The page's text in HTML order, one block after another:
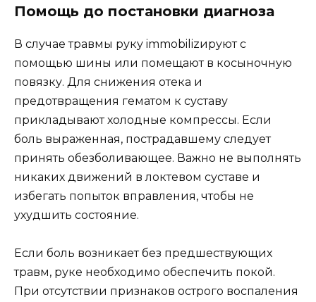
Помощь до постановки диагноза
В случае травмы руку immobilizируют с
помощью шины или помещают в косыночную
повязку. Для снижения отека и
предотвращения гематом к суставу
прикладывают холодные компрессы. Если
боль выраженная, пострадавшему следует
принять обезболивающее. Важно не выполнять
никаких движений в локтевом суставе и
избегать попыток вправления, чтобы не
ухудшить состояние.
Если боль возникает без предшествующих
травм, руке необходимо обеспечить покой.
При отсутствии признаков острого воспаления